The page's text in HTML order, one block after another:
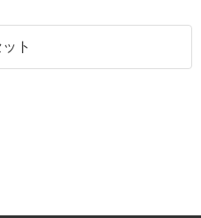
ト